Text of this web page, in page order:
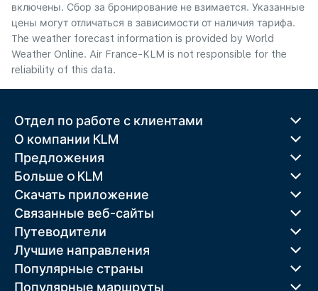
включены. Сбор за бронирование не взимается. Указанные
цены могут отличаться в зависимости от наличия тарифа.
The weather forecast information is provided by World
Weather Online. Air France-KLM is not responsible for the
reliability of this data.
Отдел по работе с клиентами
О компании KLM
Предложения
Больше o KLM
Скачать приложение
Связанные веб-сайты
Путеводители
Лучшие направления
Популярные страны
Популярные маршруты